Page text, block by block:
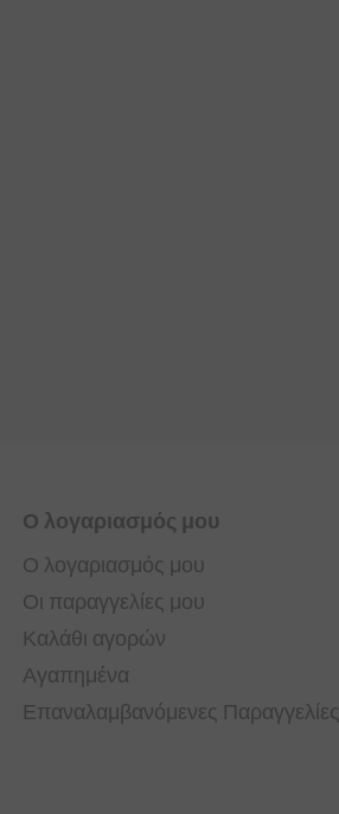
Ο λογαριασμός μου
Ο λογαριασμός μου
Οι παραγγελίες μου
Καλάθι αγορών
Αγαπημένα
Επαναλαμβανόμενες Παραγγελίες